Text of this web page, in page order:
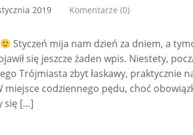
2019 Komentarze (0)
Styczeń mija nam dzień za dniem, a
się jeszcze żaden wpis. Niestety,
Trójmiasta zbyt łaskawy, praktycznie
miejsce codziennego pędu, choć
się […]